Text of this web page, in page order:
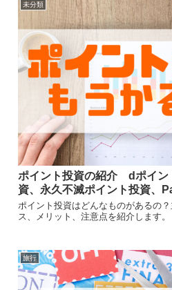
未分類
ポイント投資の紹介 dポイン
資、永久不滅ポイント投資、
ポイント投資はどんなものがあるの
ス、メリット、注意点を紹介します。
旅行